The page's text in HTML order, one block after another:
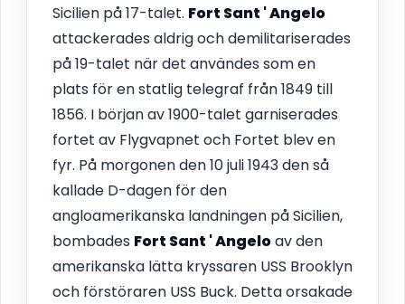
Sicilien på 17-talet. Fort Sant ' Angelo
attackerades aldrig och demilitariserades
på 19-talet när det användes som en
plats för en statlig telegraf från 1849 till
1856. I början av 1900-talet garniserades
fortet av Flygvapnet och Fortet blev en
fyr. På morgonen den 10 juli 1943 den så
kallade D-dagen för den
angloamerikanska landningen på Sicilien,
bombades Fort Sant ' Angeloav den
amerikanska lätta kryssaren USS Brooklyn
och förstöraren USS Buck. Detta orsakade